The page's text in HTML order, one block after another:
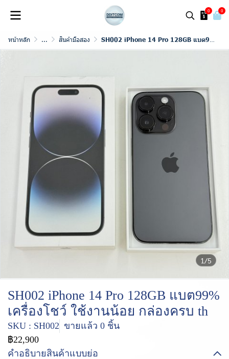
0 0
หน้าหลัก ... สินค้ามือสอง SH002 iPhone 14 Pro 128GB แบต99% เครื่องโชว์ ใช้งานน้อย กล่องครบ th
1/5
SH002 iPhone 14 Pro 128GB แบต99%
เครื่องโชว์ ใช้งานน้อย กล่องครบ th
SKU : SH002 ขายแล้ว 0 ชิ้น
฿22,900
คำอธิบายสินค้าแบบย่อ